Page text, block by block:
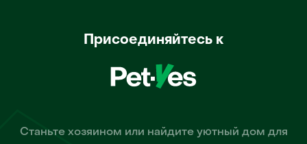
Присоединяйтесь к
Станьте хозяином или найдите уютный дом для